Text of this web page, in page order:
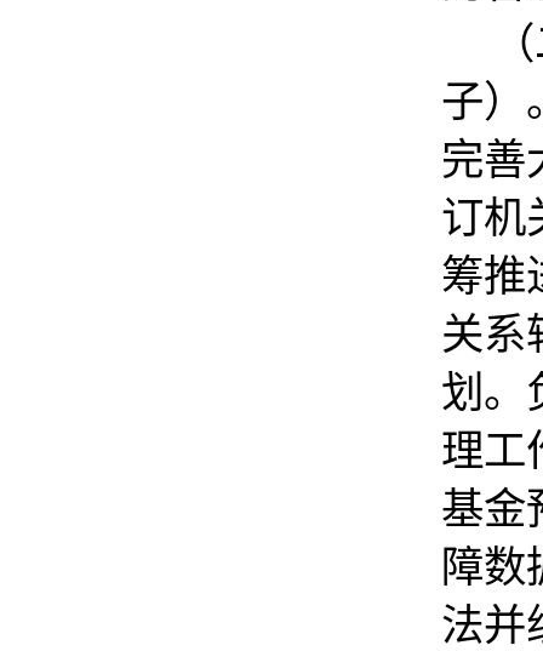
子）
完善
订机
筹推
关系
划。
理工
基金
障
法并